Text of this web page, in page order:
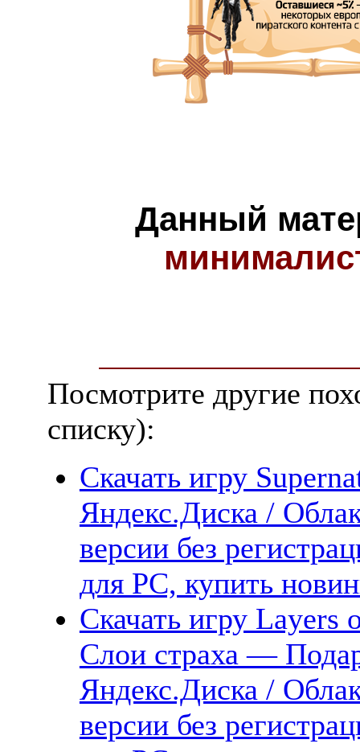
Данный
Посмотрите другие
списку):
Скачать игру
Яндекс.Диска /
версии без
для PC, купить
Скачать игру
Слои страха —
Яндекс.Диска /
версии без